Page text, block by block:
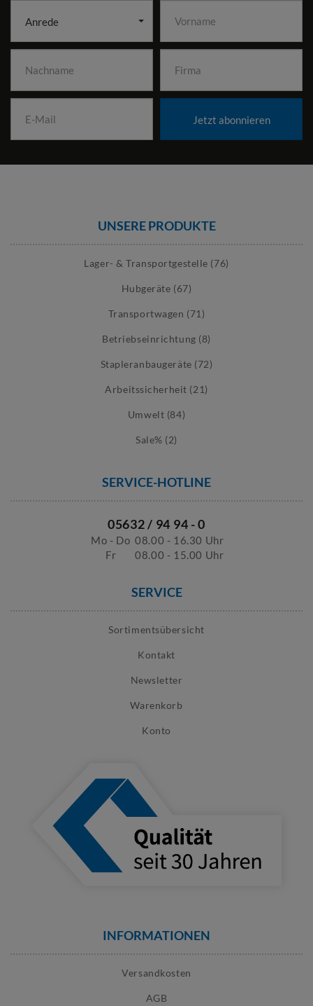
Anrede
Jetzt abonnieren
UNSERE PRODUKTE
Lager- & Transportgestelle (76)
Hubgeräte (67)
Transportwagen (71)
Betriebseinrichtung (8)
Stapleranbaugeräte (72)
Arbeitssicherheit (21)
Umwelt (84)
Sale% (2)
SERVICE-HOTLINE
05632 / 94 94 - 0
Mo - Do 08.00 - 16.30 Uhr
Fr
08.00 - 15.00 Uhr
SERVICE
Sortimentsübersicht
Kontakt
Newsletter
Warenkorb
Konto
INFORMATIONEN
Versandkosten
AGB